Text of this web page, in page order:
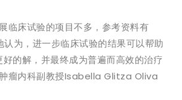
临床试验的项目不多，参考资料有
认为，进一步临床试验的结果可以帮助
好的解，并最终成为普遍而高效的治疗
瘤内科副教授Isabella Glitza Oliva